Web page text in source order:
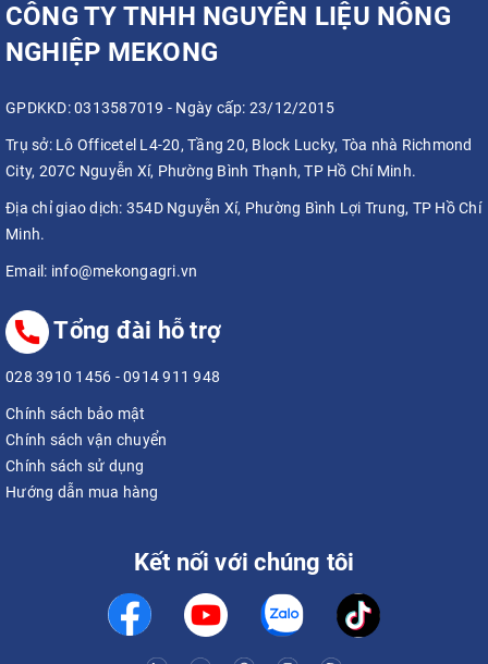
CÔNG TY TNHH NGUYÊN LIỆU NÔNG
NGHIỆP MEKONG
GPDKKD: 0313587019 - Ngày cấp: 23/12/2015
Trụ sở:Lô Officetel L4-20, Tầng 20, Block Lucky, Tòa nhà Richmond
City, 207C Nguyễn Xí, Phường Bình Thạnh, TP Hồ Chí Minh.
Địa chỉ giao dịch: 354D Nguyễn Xí, Phường Bình Lợi Trung, TP Hồ Chí
Minh.
Email: info@mekongagri.vn
Tổng đài hỗ trợ
028 3910 1456 -0914 911 948
Chính sách bảo mật
Chính sách vận chuyển
Chính sách sử dụng
Hướng dẫn mua hàng
Kết nối với chúng tôi